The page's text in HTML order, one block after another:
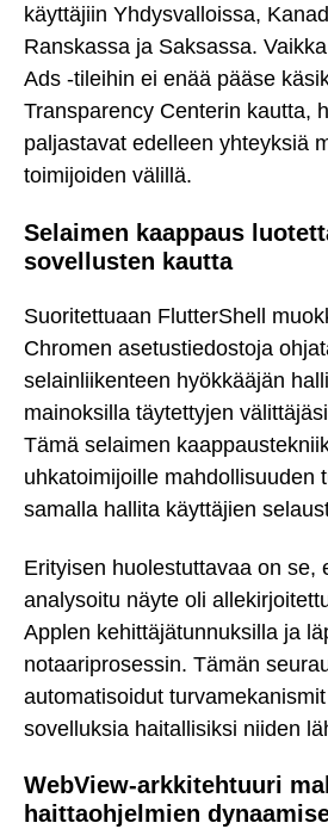
käyttäjiin Yhdysvalloissa,
Ranskassa ja Saksassa.
Ads -tileihin ei enää pääse
Transparency Centerin kautta,
paljastavat edelleen yhteyksiä
toimijoiden välillä.
Selaimen kaappaus
sovellusten kautta
Suoritettuaan FlutterShell
Chromen asetustiedostoja
selainliikenteen hyökkääjän
mainoksilla täytettyjen
Tämä selaimen
uhkatoimijoille mahdollisuuden
samalla hallita käyttäjien
Erityisen huolestuttavaa on se,
analysoitu näyte oli
Applen kehittäjätunnuksilla ja
notaariprosessin. Tämän
automatisoidut
sovelluksia haitallisiksi niiden
WebView-arkkitehtuuri
haittaohjelmien